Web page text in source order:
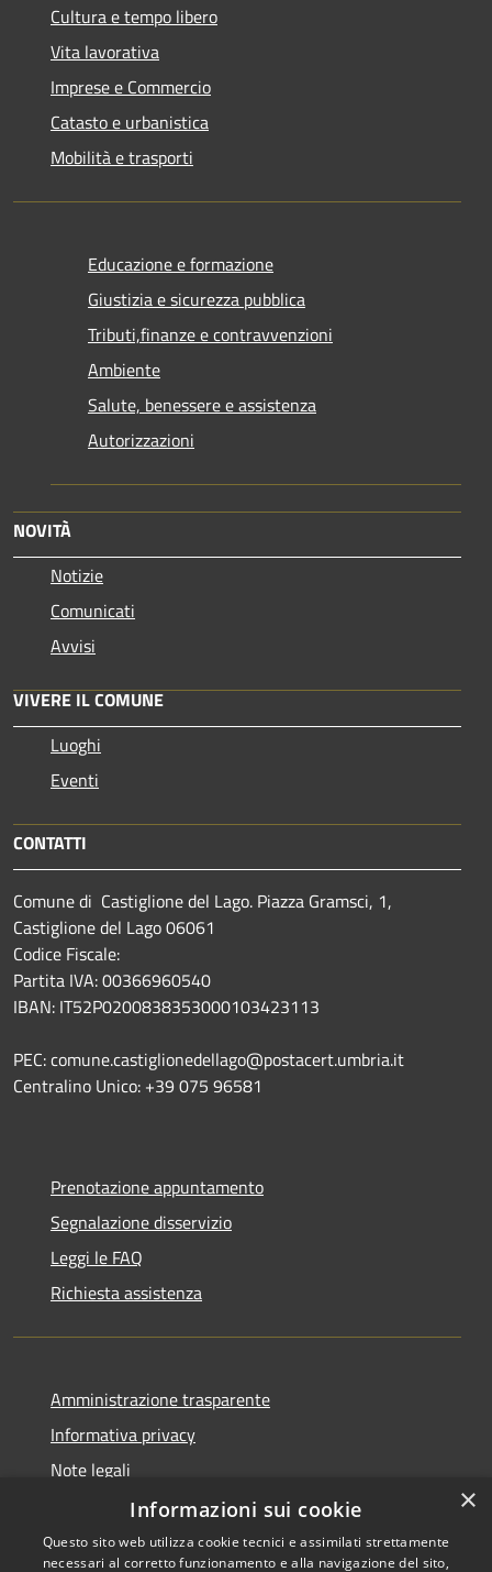
Cultura e tempo libero
Vita lavorativa
Imprese e Commercio
Catasto e urbanistica
Mobilità e trasporti
Educazione e formazione
Giustizia e sicurezza pubblica
Tributi,finanze e contravvenzioni
Ambiente
Salute, benessere e assistenza
Autorizzazioni
NOVITÀ
Notizie
Comunicati
Avvisi
VIVERE IL COMUNE
Luoghi
Eventi
CONTATTI
Comune di Castiglione del Lago. Piazza Gramsci, 1,
Castiglione del Lago 06061
Codice Fiscale:
Partita IVA: 00366960540
IBAN: IT52P0200838353000103423113
PEC: comune.castiglionedellago@postacert.umbria.it
Centralino Unico: +39 075 96581
Prenotazione appuntamento
Segnalazione disservizio
Leggi le FAQ
Richiesta assistenza
Amministrazione trasparente
Informativa privacy
Note legali
Dichiarazione di accessibilità
×
Informazioni sui cookie
Questo sito web utilizza cookie tecnici e assimilati strettamente
necessari al corretto funzionamento e alla navigazione del sito,